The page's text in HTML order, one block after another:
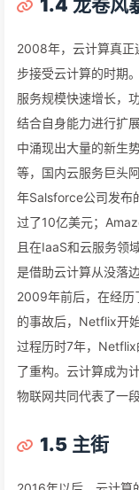
1.4 龙卷风
2008年，云计算真正
步接受云计算的时期
服务规模快速增长，
结合自身能力进行扩
中涌现出大量的新生
等，国内云服务巨头
年Salsforce公司发布
过了10亿美元；
且在IaaS和云服务领
是借助云计算从没落
2009年前后，在经历
的事故后，Netflix开
过程历时7年，Netflix
了重构。云计算成为
物联网共同代表了一
1.5 主街